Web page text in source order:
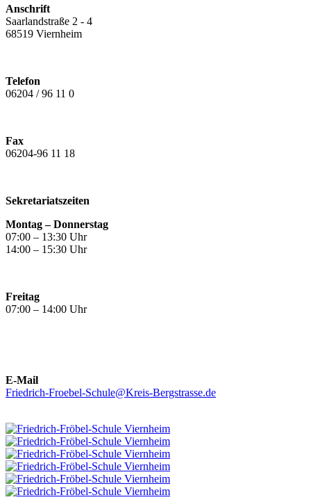
Anschrift
Saarlandstraße 2 - 4
68519 Viernheim
Telefon
06204 / 96 11 0
Fax
06204-96 11 18
Sekretariatszeiten
Montag – Donnerstag
07:00 – 13:30 Uhr
14:00 – 15:30 Uhr
Freitag
07:00 – 14:00 Uhr
E-Mail
Friedrich-Froebel-Schule@Kreis-Bergstrasse.de